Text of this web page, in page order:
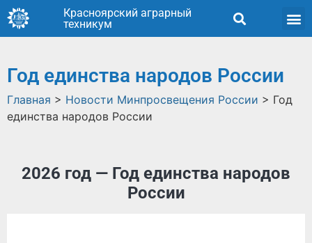
Красноярский аграрный
техникум
Год единства народов России
Главная > Новости Минпросвещения России > Год
единства народов России
2026 год — Год единства народов
России